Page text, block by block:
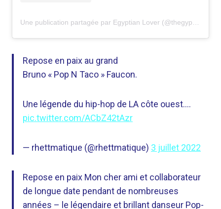
Repose en paix au grand
Bruno « Pop N Taco » Faucon.
Une légende du hip-hop de LA côte ouest….
pic.twitter.com/ACbZ42tAzr
— rhettmatique (@rhettmatique) 3 juillet 2022
Repose en paix Mon cher ami et collaborateur
de longue date pendant de nombreuses
années – le légendaire et brillant danseur Pop-